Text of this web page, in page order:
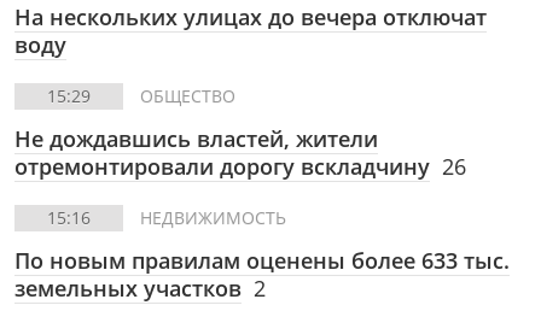
На нескольких улицах до вечера отключат
воду
15:29 ОБЩЕСТВО
Не дождавшись властей, жители
отремонтировали дорогу вскладчину 26
15:16 НЕДВИЖИМОСТЬ
По новым правилам оценены более 633 тыс.
земельных участков 2